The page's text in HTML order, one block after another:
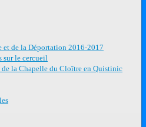
et de la Déportation 2016-2017
sur le cercueil
la Chapelle du Cloître en Quistinic